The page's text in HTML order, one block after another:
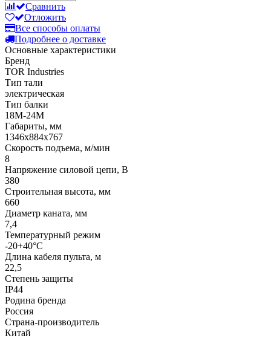
Сравнить
Отложить
Все способы оплаты
Подробнее о доставке
Основные характеристики
Бренд
TOR Industries
Тип тали
электрическая
Тип балки
18M-24M
Габариты, мм
1346х884х767
Скорость подъема, м/мин
8
Напряжение силовой цепи, В
380
Строительная высота, мм
660
Диаметр каната, мм
7,4
Температурный режим
-20+40°С
Длина кабеля пульта, м
22,5
Степень защиты
IP44
Родина бренда
Россия
Страна-производитель
Китай